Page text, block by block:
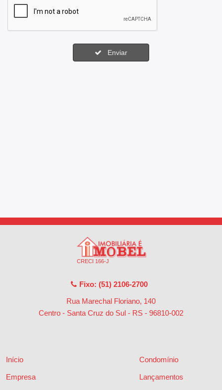
Enviar
CRECI 166-J
Fixo: (51) 2106-2700
Rua Marechal Floriano, 140
Centro - Santa Cruz do Sul - RS - 96810-002
Início
Empresa
Condomínio
Lançamentos